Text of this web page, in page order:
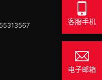
客服手机
电子邮箱